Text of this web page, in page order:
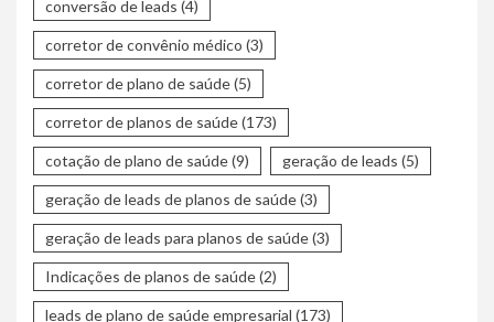
conversão de leads (4)
corretor de convênio médico (3)
corretor de plano de saúde(5)
corretor de planos de saúde(173)
cotação de plano de saúde(9) geração de leads (5)
geração de leads de planos de saúde(3)
geração de leads para planos de saúde(3)
Indicações de planos de saúde(2)
leads de plano de saúde empresarial (173)